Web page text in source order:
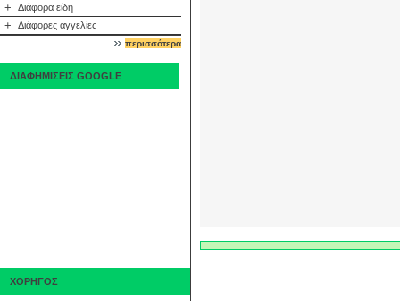
+ Διάφορα είδη
+ Διάφορες αγγελίες
περισσότερα
ΔΙΑΦΗΜΙΣΕΙΣ GOOGLE
ΧΟΡΗΓΟΣ